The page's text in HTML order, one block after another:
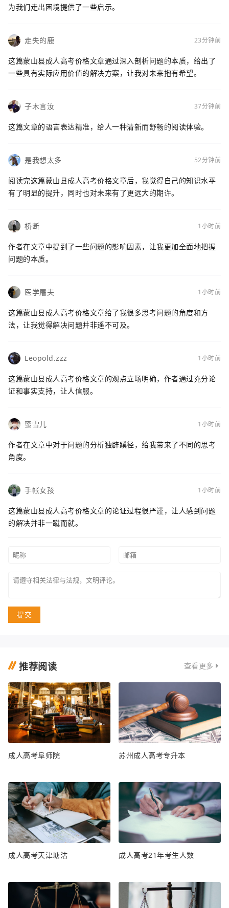
为我们走出困境提供了一些启示。
走失的鹿 23分钟前
这篇蒙山县成人高考价格文章通过深入剖析问题的本质，给出了
一些具有实际应用价值的解决方案，让我对未来抱有希望。
子木言汝 37分钟前
这篇文章的语言表达精准，给人一种清新而舒畅的阅读体验。
是我想太多 52分钟前
阅读完这篇蒙山县成人高考价格文章后，我觉得自己的知识水平
有了明显的提升，同时也对未来有了更远大的期许。
桥断 1小时前
作者在文章中提到了一些问题的影响因素，让我更加全面地把握
问题的本质。
医学屠夫 1小时前
这篇蒙山县成人高考价格文章给了我很多思考问题的角度和方
法，让我觉得解决问题并非遥不可及。
Leopold.zzz 1小时前
这篇蒙山县成人高考价格文章的观点立场明确，作者通过充分论
证和事实支持，让人信服。
蜜雪儿 1小时前
作者在文章中对于问题的分析独辟蹊径，给我带来了不同的思考
角度。
手帐女孩 1小时前
这篇蒙山县成人高考价格文章的论证过程很严谨，让人感到问题
的解决并非一蹴而就。
提交
推荐阅读 查看更多
成人高考阜师院 苏州成人高考专升本
成人高考天津塘沽 成人高考21年考生人数